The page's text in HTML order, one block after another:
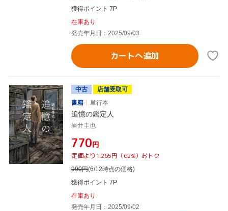
獲得ポイント 7P
在庫あり
発売年月日：2025/09/03
カートへ追加
中古
店舗受取可
書籍
単行本
追憶の鑑定人
岩井圭也
¥770円
定価より1,265円（62%）おトク
990円(6/12時点の価格)
獲得ポイント 7P
在庫あり
発売年月日：2025/09/02